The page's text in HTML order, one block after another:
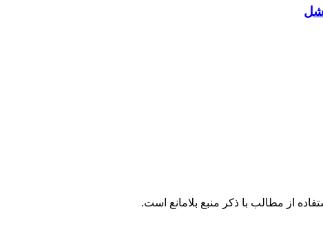
از مطالب با ذکر منبع بلامانع است.